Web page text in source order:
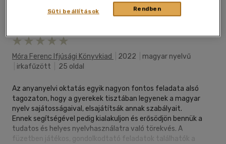
Móra Ferenc Ifjúsági Könyvkiad 2022
magyar nyelvű
irkafűzött 25 oldal
Az anyanyelvi oktatás egyik nagyon fontos feladata alsó
tagozaton, hogy a gyerekek tisztában legyenek a magyar
nyelv sajátosságaival, elsajátítsák annak szabályait.
Ennek segítségével pedig kialakuljon és erősödjön bennük a
tudatos és helyes nyelvhasználatra való törekvés. A
füzetben játékos, gondolkodtató feladatok találhatók a
Rendben
Süti beállítások